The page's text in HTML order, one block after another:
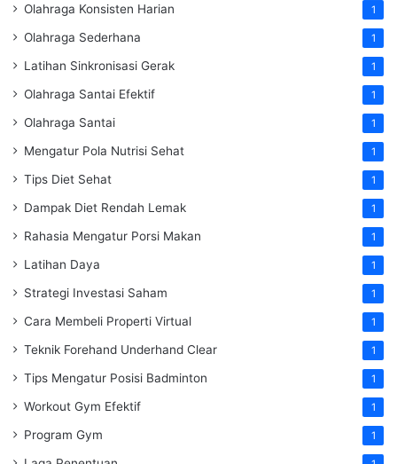
Olahraga Konsisten Harian 1
Olahraga Sederhana 1
Latihan Sinkronisasi Gerak 1
Olahraga Santai Efektif 1
Olahraga Santai 1
Mengatur Pola Nutrisi Sehat 1
Tips Diet Sehat 1
Dampak Diet Rendah Lemak 1
Rahasia Mengatur Porsi Makan 1
Latihan Daya 1
Strategi Investasi Saham 1
Cara Membeli Properti Virtual 1
Teknik Forehand Underhand Clear 1
Tips Mengatur Posisi Badminton 1
Workout Gym Efektif 1
Program Gym 1